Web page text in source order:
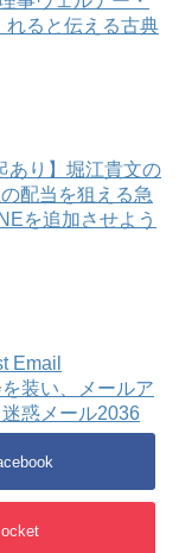
れると伝える古典
あり】堀江貴文の
配当を狙える急
を追加させよう
Email
装い、メールア
惑メール2036